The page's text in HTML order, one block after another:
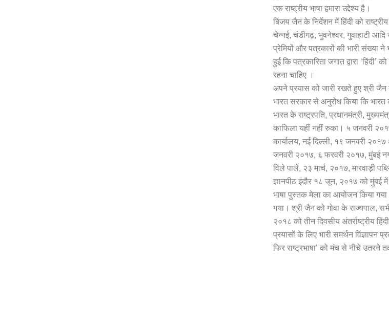
एक राष्ट्रीय भाषा हमारा उद्देश्य है।
बिजय जैन के निर्देशन में हिंदी को
चेन्नई, चंडीगढ़, भुवनेश्वर, गुवाहाटी
प्रेमियों और पत्रकारों की भारी संख्या ने
हुई कि पत्रकारिता जगात द्वारा
रहना चाहिए ।
अपने प्रयास को जारी रखते हुए श्री जैन
भारत सरकार से अनुरोध किया कि भारत
भारत के राष्ट्रपति, प्रधानमंत्री,
काफिला यहीं नहीं रुका। ५ जनवरी
कार्यालय, नई दिल्ली, १९ जनवरी
जनवरी २०१७, ६ फरवरी २०१७, मुंबई
विले पार्ले, २३ मार्च, २०१७, मारवाड़ी
ज्ञानपीठ इंदौर १८ जून, २०१७ को मुंबई
भाषा पुस्तक मेला का आयोजन किया गया
गया। श्री जैन को गोवा के राज्यपाल,
२०१८ को तीन दिवसीय अंतर्राष्ट्रीय
प्रयासों के लिए भारी समर्थन
फिर राष्ट्रभाषा’ को मंच से नीचे उतरने